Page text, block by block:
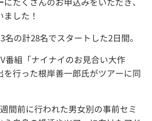
した！
名の計28名でスタートした2日間。
番組「ナイナイのお見合い大作
を行った根岸善一郎氏がツアーに同
間前に行われた男女別の事前セミ